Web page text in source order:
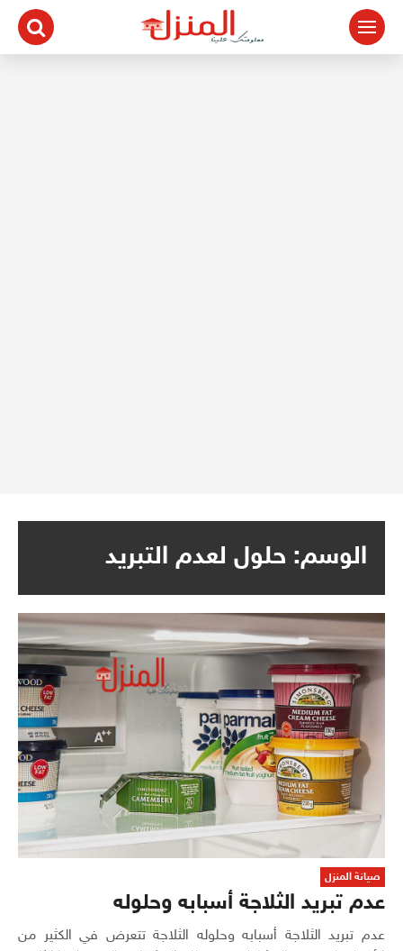
التجاوز
المحتوى
الوسم: حلول لعدم التبريد
صيانة المنزل
عدم تبريد الثلاجة أسبابه وحلوله
عدم تبريد الثلاجة أسبابه وحلوله الثلاجة تتعرض في الكثير من